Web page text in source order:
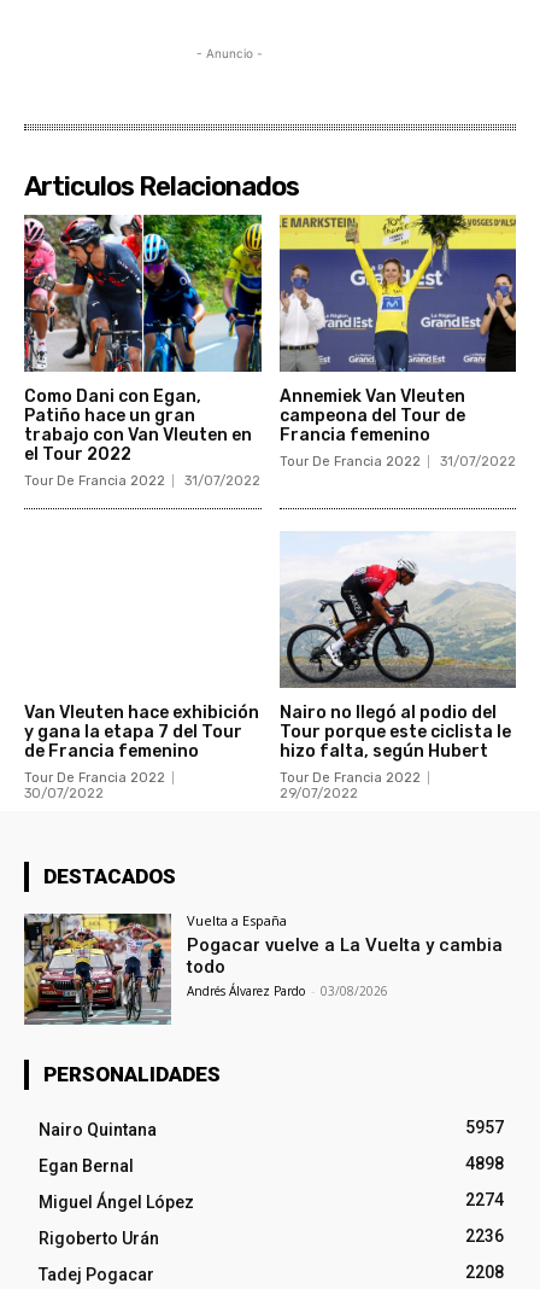
- Anuncio -
Articulos Relacionados
Como Dani con Egan,
Patiño hace un gran
trabajo con Van Vleuten en
el Tour 2022
Tour De Francia 2022 31/07/2022
Annemiek Van Vleuten
campeona del Tour de
Francia femenino
Tour De Francia 2022 31/07/2022
Van Vleuten hace exhibición
y gana la etapa 7 del Tour
de Francia femenino
Tour De Francia 2022
30/07/2022
Nairo no llegó al podio del
Tour porque este ciclista le
hizo falta, según Hubert
Tour De Francia 2022
29/07/2022
DESTACADOS
Vuelta a España
Pogacar vuelve a La Vuelta y cambia
todo
Andrés Álvarez Pardo - 03/08/2026
PERSONALIDADES
Nairo Quintana
5957
Egan Bernal
4898
Miguel Ángel López
2274
Rigoberto Urán
2236
Tadej Pogacar
2208